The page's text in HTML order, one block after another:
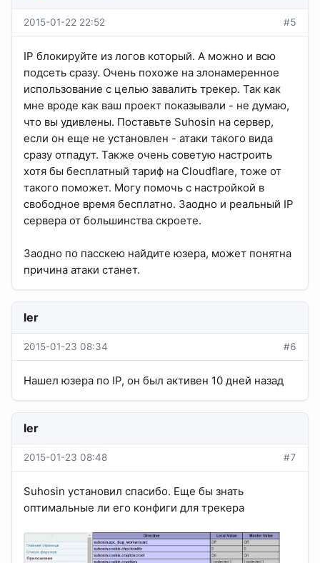
2015-01-22 22:52 #5
IP блокируйте из логов который. А можно и всю
подсеть сразу. Очень похоже на злонамеренное
использование с целью завалить трекер. Так как
мне вроде как ваш проект показывали - не думаю,
что вы удивлены. Поставьте Suhosin на сервер,
если он еще не установлен - атаки такого вида
сразу отпадут. Также очень советую настроить
хотя бы бесплатный тариф на Cloudflare, тоже от
такого поможет. Могу помочь с настройкой в
свободное время бесплатно. Заодно и реальный IP
сервера от большинства скроете.
Заодно по пасскею найдите юзера, может понятна
причина атаки станет.
ler
2015-01-23 08:34 #6
Нашел юзера по IP, он был активен 10 дней назад
ler
2015-01-23 08:48 #7
Suhosin установил спасибо. Еще бы знать
оптимальные ли его конфиги для трекера